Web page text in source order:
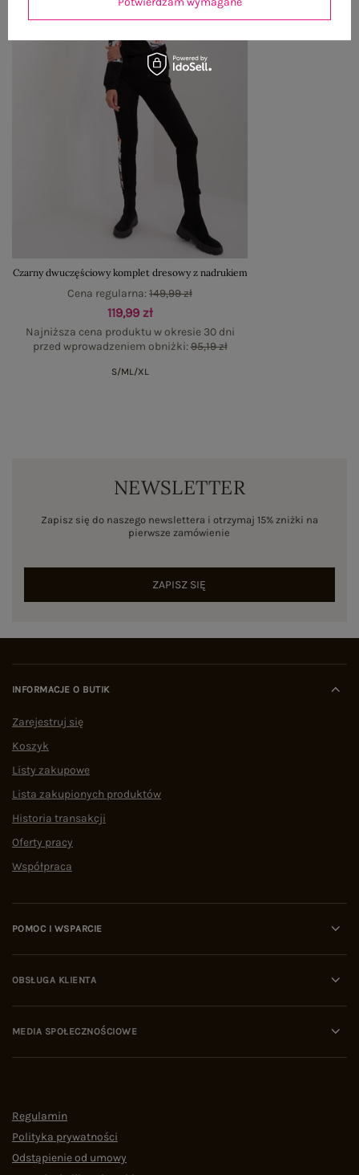
Czarny dwuczęściowy komplet dresowy z nadrukiem
119,99 zł
Najniższa cena produktu w okresie 30 dni
przed wprowadzeniem obniżki:95,19 zł
Cena regularna:149,99 zł
S/ML/XL
NEWSLETTER
Zapisz się do naszego newslettera i otrzymaj 15% zniżki na
pierwsze zamówienie
ZAPISZ SIĘ
INFORMACJE O BUTIK
Zarejestruj się
Koszyk
Listy zakupowe
Lista zakupionych produktów
Historia transakcji
Oferty pracy
Współpraca
POMOC I WSPARCIE
OBSŁUGA KLIENTA
MEDIA SPOŁECZNOŚCIOWE
Regulamin
Polityka prywatności
Odstąpienie od umowy